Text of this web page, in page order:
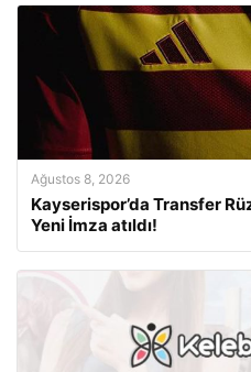
Ağustos 8, 2026
Kayserispor’da Transfer
Yeni İmza atıldı!